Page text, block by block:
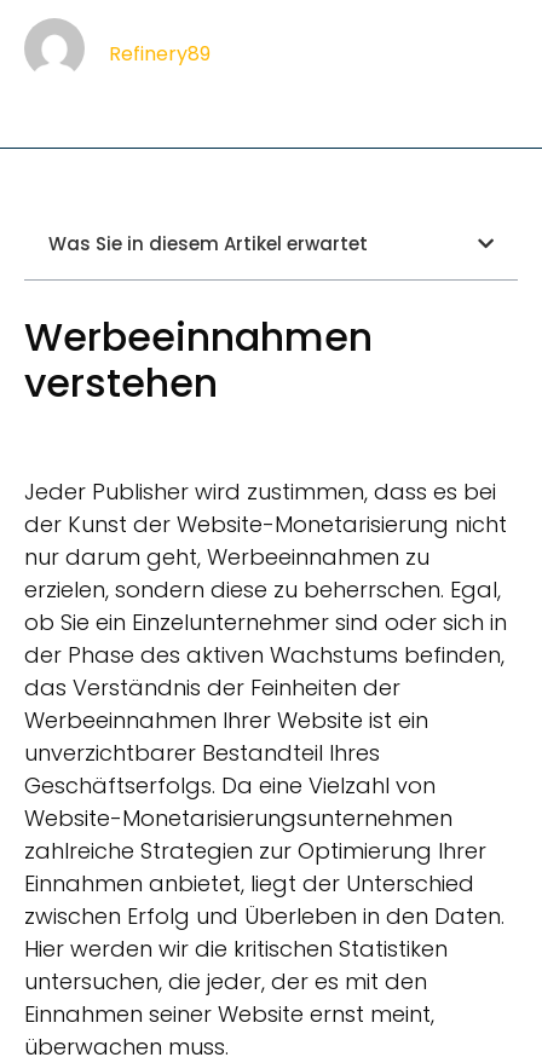
Refinery89
Was Sie in diesem Artikel erwartet
Werbeeinnahmen
verstehen
Jeder Publisher wird zustimmen, dass es bei
der Kunst der Website-Monetarisierung nicht
nur darum geht, Werbeeinnahmen zu
erzielen, sondern diese zu beherrschen. Egal,
ob Sie ein Einzelunternehmer sind oder sich in
der Phase des aktiven Wachstums befinden,
das Verständnis der Feinheiten der
Werbeeinnahmen Ihrer Website ist ein
unverzichtbarer Bestandteil Ihres
Geschäftserfolgs. Da eine Vielzahl von
Website-Monetarisierungsunternehmen
zahlreiche Strategien zur Optimierung Ihrer
Einnahmen anbietet, liegt der Unterschied
zwischen Erfolg und Überleben in den Daten.
Hier werden wir die kritischen Statistiken
untersuchen, die jeder, der es mit den
Einnahmen seiner Website ernst meint,
überwachen muss.